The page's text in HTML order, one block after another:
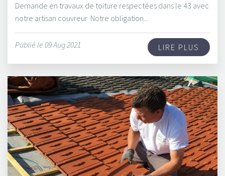
Demande en travaux de toiture respectées dans le 43 avec
notre artisan couvreur Notre obligation...
Publié le 09 Aug 2021 LIRE PLUS